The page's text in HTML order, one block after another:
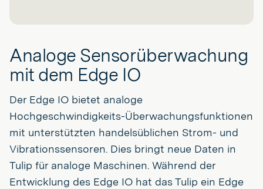
Analoge Sensorüberwachung
mit dem Edge IO
Der Edge IO bietet analoge
Hochgeschwindigkeits-Überwachungsfunktionen
mit unterstützten handelsüblichen Strom- und
Vibrationssensoren. Dies bringt neue Daten in
Tulip für analoge Maschinen. Während der
Entwicklung des Edge IO hat das Tulip ein Edge